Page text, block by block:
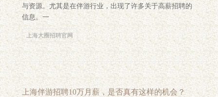
与资源。尤其是在伴游行业，出现了许多关于高薪招聘的
信息。一
上海大圈招聘官网
上海伴游招聘10万月薪，是否真有这样的机会？